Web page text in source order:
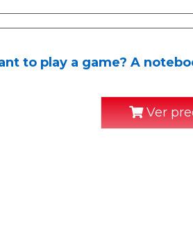
to play a game? A
Ver